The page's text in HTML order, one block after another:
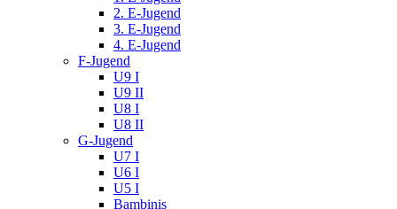
2. E-Jugend
3. E-Jugend
4. E-Jugend
F-Jugend
U9 I
U9 II
U8 I
U8 II
G-Jugend
U7 I
U6 I
U5 I
Bambinis